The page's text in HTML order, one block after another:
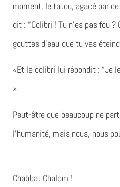
moment, le tatou, agacé par
dit : “Colibri ! Tu n’es pas fou
gouttes d’eau que tu vas
«Et le colibri lui répondit : “Je
»
Peut-être que beaucoup ne
l’humanité, mais nous, nous
Chabbat Chalom !